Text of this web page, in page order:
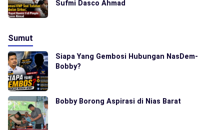
Sufmi Dasco Ahmad
Sumut
Siapa Yang Gembosi Hubungan NasDem-
Bobby?
Bobby Borong Aspirasi di Nias Barat